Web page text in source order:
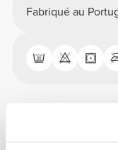
Fabriqué au